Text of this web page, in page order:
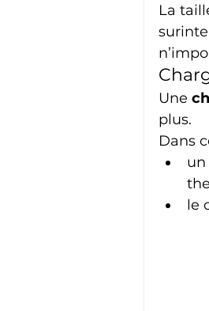
La
Une
plus.
Dans
un
le